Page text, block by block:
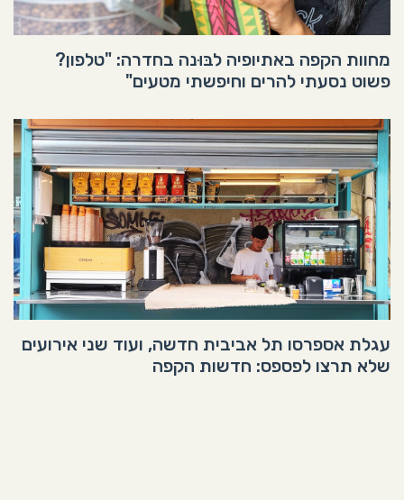
מחוות הקפה באתיופיה לבּוּנה בחדרה: "טלפון?
פשוט נסעתי להרים וחיפשתי מטעים"
עגלת אספרסו תל אביבית חדשה, ועוד שני אירועים
שלא תרצו לפספס: חדשות הקפה